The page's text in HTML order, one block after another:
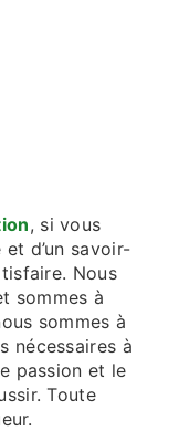
, si vous
d’un savoir-
Nous
sommes à
sommes à
nécessaires à
passion et le
Toute